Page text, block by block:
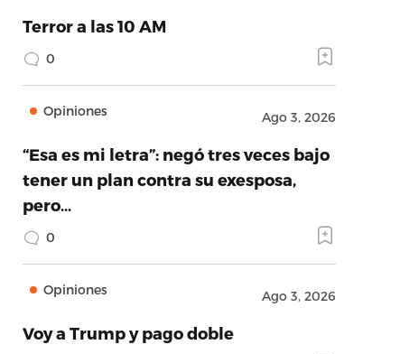
Terror a las 10 AM
0
Opiniones Ago 3, 2026
“Esa es mi letra”: negó tres veces bajo
tener un plan contra su exesposa,
pero…
0
Opiniones Ago 3, 2026
Voy a Trump y pago doble